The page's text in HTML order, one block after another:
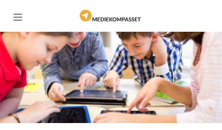
Hjem
Om Mediekompasset
Barneskolen